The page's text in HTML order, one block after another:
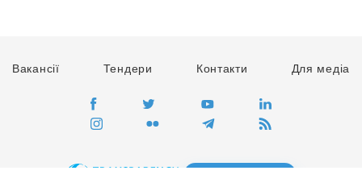
Вакансії Тендери Контакти Для медіа